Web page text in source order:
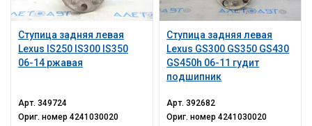
Ступица задняя левая
Lexus IS250 IS300 IS350
06-14 ржавая
Арт.349724
Ориг. номер4241030020
Ступица задняя левая
Lexus GS300 GS350 GS430
GS450h 06-11 гудит
подшипник
Арт.392682
Ориг. номер4241030020